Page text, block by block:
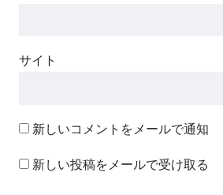
サイト
新しいコメントをメールで通知
新しい投稿をメールで受け取る